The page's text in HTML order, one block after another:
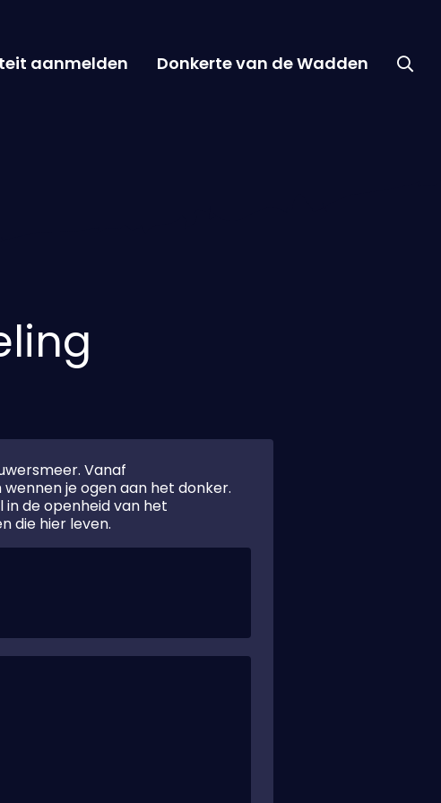
aanmelden Donkerte van de Wadden
Vanaf
je ogen aan het donker.
in de openheid van het
die hier leven.